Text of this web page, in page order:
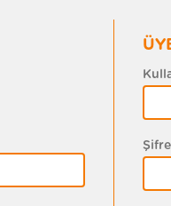
Şifre